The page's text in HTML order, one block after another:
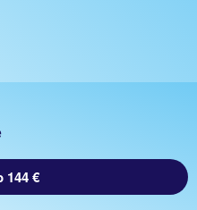
144 €